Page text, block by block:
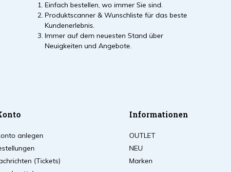
Einfach bestellen, wo immer Sie sind.
Produktscanner & Wunschliste für das beste
Kundenerlebnis.
Immer auf dem neuesten Stand über
Neuigkeiten und Angebote.
anlegen
(Tickets)
Informationen
OUTLET
NEU
Marken